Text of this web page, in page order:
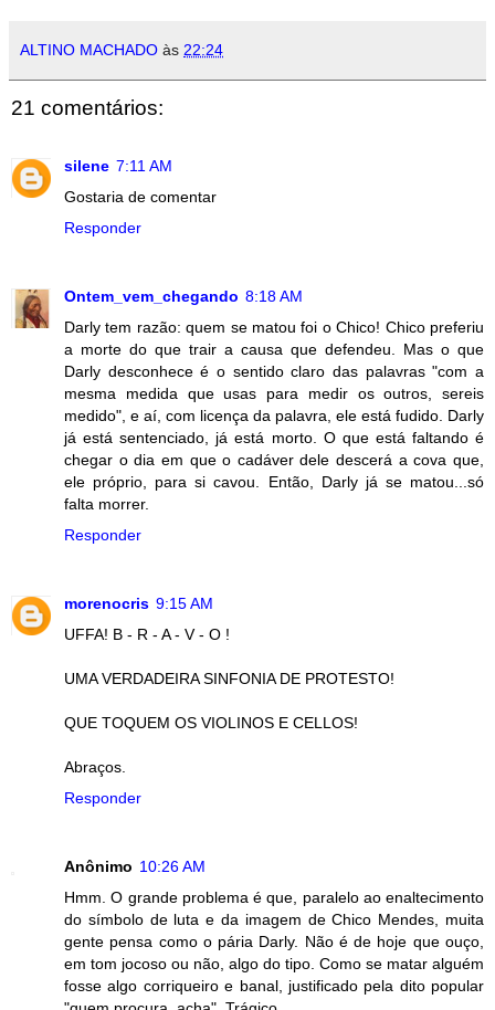
ALTINO MACHADO às 22:24
21 comentários:
silene 7:11 AM
Gostaria de comentar
Responder
Ontem_vem_chegando 8:18 AM
Darly tem razão: quem se matou foi o Chico! Chico preferiu
a morte do que trair a causa que defendeu. Mas o que
Darly desconhece é o sentido claro das palavras "com a
mesma medida que usas para medir os outros, sereis
medido", e aí, com licença da palavra, ele está fudido. Darly
já está sentenciado, já está morto. O que está faltando é
chegar o dia em que o cadáver dele descerá a cova que,
ele próprio, para si cavou. Então, Darly já se matou...só
falta morrer.
Responder
morenocris 9:15 AM
UFFA! B - R - A - V - O !
UMA VERDADEIRA SINFONIA DE PROTESTO!
QUE TOQUEM OS VIOLINOS E CELLOS!
Abraços.
Responder
Anônimo 10:26 AM
Hmm. O grande problema é que, paralelo ao enaltecimento
do símbolo de luta e da imagem de Chico Mendes, muita
gente pensa como o pária Darly. Não é de hoje que ouço,
em tom jocoso ou não, algo do tipo. Como se matar alguém
fosse algo corriqueiro e banal, justificado pela dito popular